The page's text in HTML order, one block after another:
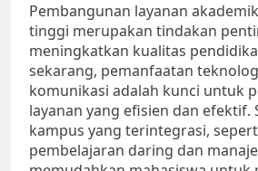
Pembangunan layanan
tinggi merupakan tindakan
meningkatkan kualitas
sekarang, pemanfaatan
komunikasi adalah kunci untuk
layanan yang efisien dan efektif.
kampus yang terintegrasi,
pembelajaran daring dan